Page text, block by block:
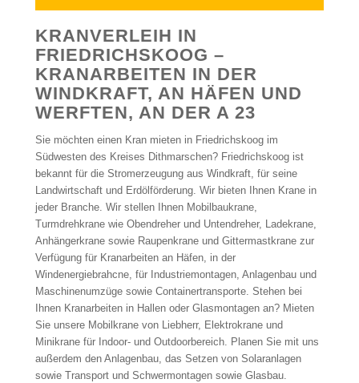
KRANVERLEIH IN
FRIEDRICHSKOOG –
KRANARBEITEN IN DER
WINDKRAFT, AN HÄFEN UND
WERFTEN, AN DER A 23
Sie möchten einen Kran mieten in Friedrichskoog im
Südwesten des Kreises Dithmarschen? Friedrichskoog ist
bekannt für die Stromerzeugung aus Windkraft, für seine
Landwirtschaft und Erdölförderung. Wir bieten Ihnen Krane in
jeder Branche. Wir stellen Ihnen Mobilbaukrane,
Turmdrehkrane wie Obendreher und Untendreher, Ladekrane,
Anhängerkrane sowie Raupenkrane und Gittermastkrane zur
Verfügung für Kranarbeiten an Häfen, in der
Windenergiebrahcne, für Industriemontagen, Anlagenbau und
Maschinenumzüge sowie Containertransporte. Stehen bei
Ihnen Kranarbeiten in Hallen oder Glasmontagen an? Mieten
Sie unsere Mobilkrane von Liebherr, Elektrokrane und
Minikrane für Indoor- und Outdoorbereich. Planen Sie mit uns
außerdem den Anlagenbau, das Setzen von Solaranlagen
sowie Transport und Schwermontagen sowie Glasbau.